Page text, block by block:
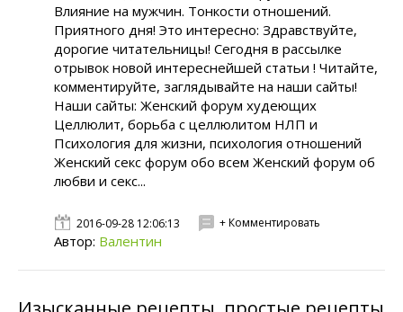
Влияние на мужчин. Тонкости отношений.
Приятного дня! Это интересно: Здравствуйте,
дорогие читательницы! Сегодня в рассылке
отрывок новой интереснейшей статьи ! Читайте,
комментируйте, заглядывайте на наши сайты!
Наши сайты: Женский форум худеющих
Целлюлит, борьба с целлюлитом НЛП и
Психология для жизни, психология отношений
Женский секс форум обо всем Женский форум об
любви и секс...
2016-09-28 12:06:13 + Комментировать
Автор: Валентин